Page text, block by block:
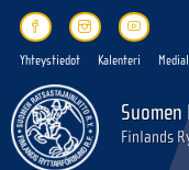
Yhteystiedot Kalenteri
Finlands